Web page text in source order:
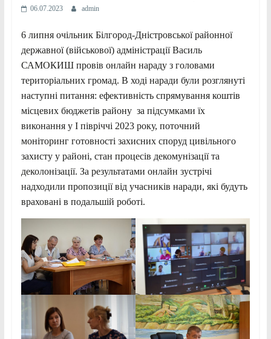
06.07.2023 admin
6 липня очільник Білгород-Дністровської районної
державної (військової) адміністрації Василь
САМОКИШ провів онлайн нараду з головами
територіальних громад. В ході наради були розглянуті
наступні питання: ефективність спрямування коштів
місцевих бюджетів району за підсумками їх
виконання у І півріччі 2023 року, поточний
моніторинг готовності захисних споруд цивільного
захисту у районі, стан процесів декомунізації та
деколонізації. За результатами онлайн зустрічі
надходили пропозиції від учасників наради, які будуть
враховані в подальшій роботі.